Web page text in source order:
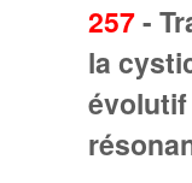
257-
la